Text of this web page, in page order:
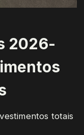
2026-
totais